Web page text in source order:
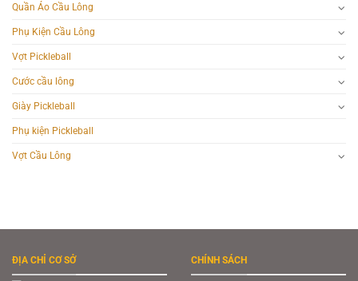
Quần Áo Cầu Lông
Phụ Kiện Cầu Lông
Vợt Pickleball
Cước cầu lông
Giày Pickleball
Phụ kiện Pickleball
Vợt Cầu Lông
ĐỊA CHỈ CƠ SỞ CHÍNH SÁCH